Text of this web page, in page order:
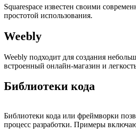
Squarespace известен своими
простотой использования.
Weebly
Weebly подходит для создания
встроенный онлайн-магазин и
Библиотеки кода
Библиотеки кода или фреймворки
процесс разработки. Примеры